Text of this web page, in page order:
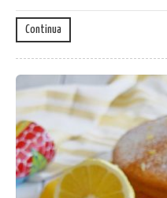
Continua